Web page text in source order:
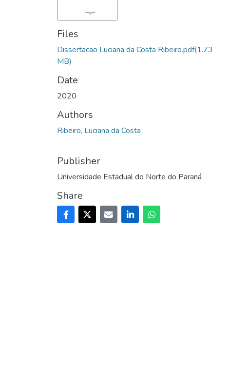
Files
Dissertacao Luciana da Costa Ribeiro.pdf(1.73
MB)
Date
2020
Authors
Ribeiro, Luciana da Costa
Publisher
Universidade Estadual do Norte do Paraná
Share